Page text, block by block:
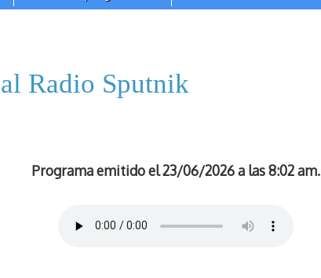
Radio Sputnik
Programa emitido el 23/06/2026 a las 8:02 am.